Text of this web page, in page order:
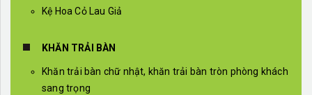
Kệ Hoa Cỏ Lau Giả
KHĂN TRẢI BÀN
Khăn trải bàn chữ nhật, khăn trải bàn tròn phòng khách
sang trọng